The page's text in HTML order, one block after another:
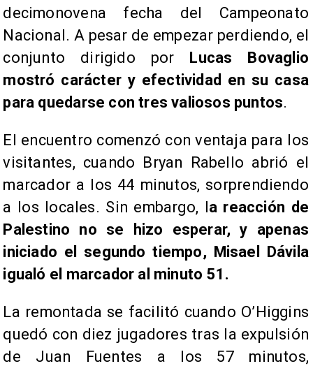
decimonovena fecha del Campeonato
Nacional. A pesar de empezar perdiendo, el
conjunto dirigido por Lucas Bovaglio
mostró carácter y efectividad en su casa
para quedarse con tres valiosos puntos.
El encuentro comenzó con ventaja para los
visitantes, cuando Bryan Rabello abrió el
marcador a los 44 minutos, sorprendiendo
a los locales. Sin embargo, la reacción de
Palestino no se hizo esperar, y apenas
iniciado el segundo tiempo, Misael Dávila
igualó el marcador al minuto 51.
La remontada se facilitó cuando O’Higgins
quedó con diez jugadores tras la expulsión
de Juan Fuentes a los 57 minutos,